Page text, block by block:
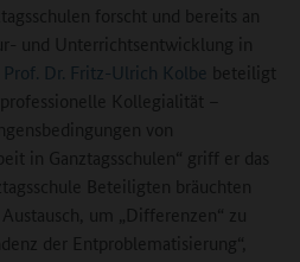
forscht und bereits an
und Unterrichtsentwicklung in
Prof. Dr. Fritz-Ulrich Kolbe beteiligt
Kollegialität –
von
in Ganztagsschulen“ griff er das
Beteiligten bräuchten
um „Differenzen“ zu
der Entproblematisierung“,